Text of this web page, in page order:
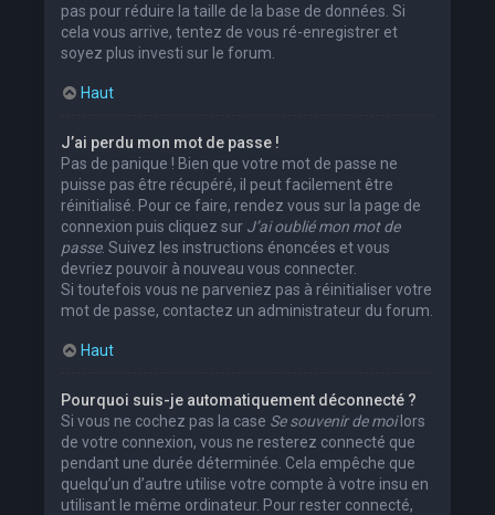
pas pour réduire la taille de la base de données. Si
cela vous arrive, tentez de vous ré-enregistrer et
soyez plus investi sur le forum.
Haut
J’ai perdu mon mot de passe !
Pas de panique ! Bien que votre mot de passe ne
puisse pas être récupéré, il peut facilement être
réinitialisé. Pour ce faire, rendez vous sur la page de
connexion puis cliquez sur J’ai oublié mon mot de
passe. Suivez les instructions énoncées et vous
devriez pouvoir à nouveau vous connecter.
Si toutefois vous ne parveniez pas à réinitialiser votre
mot de passe, contactez un administrateur du forum.
Haut
Pourquoi suis-je automatiquement déconnecté ?
Si vous ne cochez pas la case Se souvenir de moilors
de votre connexion, vous ne resterez connecté que
pendant une durée déterminée. Cela empêche que
quelqu’un d’autre utilise votre compte à votre insu en
utilisant le même ordinateur. Pour rester connecté,